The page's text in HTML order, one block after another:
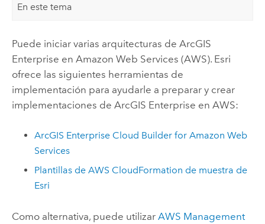
En este tema
Puede iniciar varias arquitecturas de ArcGIS
Enterprise en Amazon Web Services (AWS). Esri
ofrece las siguientes herramientas de
implementación para ayudarle a preparar y crear
implementaciones de ArcGIS Enterprise en AWS:
ArcGIS Enterprise Cloud Builder for Amazon Web
Services
Plantillas deAWS CloudFormation de muestra de
Esri
Como alternativa, puede utilizar AWS Management